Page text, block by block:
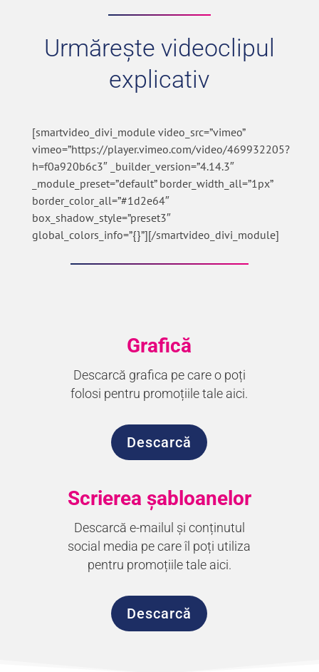
Urmărește videoclipul
explicativ
[smartvideo_divi_module video_src=”vimeo”
vimeo=”https://player.vimeo.com/video/469932205?
h=f0a920b6c3″ _builder_version=”4.14.3″
_module_preset=”default” border_width_all=”1px”
border_color_all=”#1d2e64″
box_shadow_style=”preset3″
global_colors_info=”{}”][/smartvideo_divi_module]
Grafică
Descarcă grafica pe care o poți
folosi pentru promoțiile tale aici.
Descarcă
Scrierea șabloanelor
Descarcă e-mailul și conținutul
social media pe care îl poți utiliza
pentru promoțiile tale aici.
Descarcă